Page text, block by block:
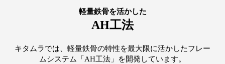
軽量鉄骨を活かした
AH工法
キタムラでは、軽量鉄骨の特性を最大限に活かしたフレー
ムシステム「AH工法」を開発しています。